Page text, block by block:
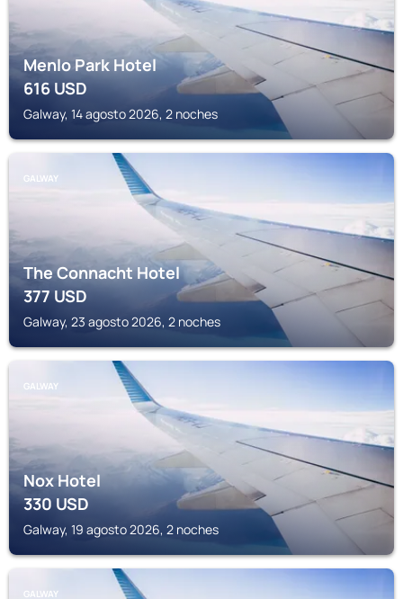
Menlo Park Hotel
616USD
Galway, 14 agosto 2026, 2 noches
GALWAY
The Connacht Hotel
377USD
Galway, 23 agosto 2026, 2 noches
GALWAY
Nox Hotel
330USD
Galway, 19 agosto 2026, 2 noches
GALWAY